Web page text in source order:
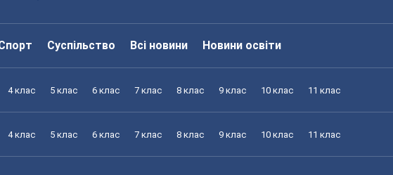
Суспільство Всі новини Новини освіти
4 клас 5 клас 6 клас 7 клас 8 клас 9 клас 10 клас 11 клас
4 клас 5 клас 6 клас 7 клас 8 клас 9 клас 10 клас 11 клас